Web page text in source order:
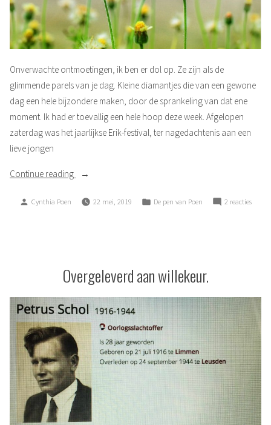
Onverwachte ontmoetingen, ik ben er dol op. Ze zijn als de
glimmende parels van je dag. Kleine diamantjes die van een gewone
dag een hele bijzondere maken, door de sprankeling van dat ene
moment. Ik had er toevallig een hele hoop deze week. Afgelopen
zaterdag was het jaarlijkse Erik-festival, ter nagedachtenis aan een
lieve jongen
Continue reading
“Onverwachte
Posted
Cynthia Poen 22 mei, 2019
Posted
De pen van Poen 2 reactiesop
Overgeleverd aan willekeur.